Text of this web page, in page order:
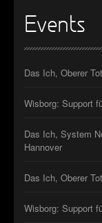
Events
Das Ich, Oberer
Wisborg: Support
Das Ich, System
Hannover
Das Ich, Oberer
Wisborg: Support